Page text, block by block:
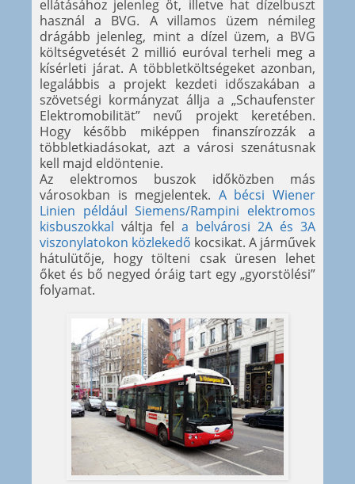
ellátásához jelenleg öt, illetve hat dízelbuszt
használ a BVG. A villamos üzem némileg
drágább jelenleg, mint a dízel üzem, a BVG
költségvetését 2 millió euróval terheli meg a
kísérleti járat. A többletköltségeket azonban,
legalábbis a projekt kezdeti időszakában a
szövetségi kormányzat állja a „Schaufenster
Elektromobilität” nevű projekt keretében.
Hogy később miképpen finanszírozzák a
többletkiadásokat, azt a városi szenátusnak
kell majd eldöntenie.
Az elektromos buszok időközben más
városokban is megjelentek. A bécsi Wiener
Linien például Siemens/Rampini elektromos
kisbuszokkal váltja fel a belvárosi 2A és 3A
viszonylatokon közlekedő kocsikat. A járművek
hátulütője, hogy tölteni csak üresen lehet
őket és bő negyed óráig tart egy „gyorstölési”
folyamat.